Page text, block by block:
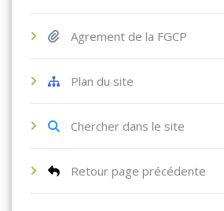
Agrement de la FGCP
Plan du site
Chercher dans le site
Retour page précédente